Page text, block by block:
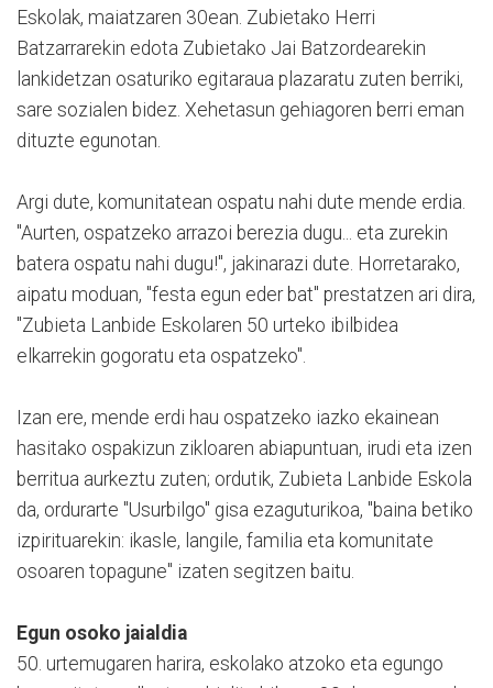
Eskolak, maiatzaren 30ean. Zubietako Herri
Batzarrarekin edota Zubietako Jai Batzordearekin
lankidetzan osaturiko egitaraua plazaratu zuten berriki,
sare sozialen bidez. Xehetasun gehiagoren berri eman
dituzte egunotan.
Argi dute, komunitatean ospatu nahi dute mende erdia.
"Aurten, ospatzeko arrazoi berezia dugu... eta zurekin
batera ospatu nahi dugu!", jakinarazi dute. Horretarako,
aipatu moduan, "festa egun eder bat" prestatzen ari dira,
"Zubieta Lanbide Eskolaren 50 urteko ibilbidea
elkarrekin gogoratu eta ospatzeko".
Izan ere, mende erdi hau ospatzeko iazko ekainean
hasitako ospakizun zikloaren abiapuntuan, irudi eta izen
berritua aurkeztu zuten; ordutik, Zubieta Lanbide Eskola
da, ordurarte "Usurbilgo" gisa ezaguturikoa, "baina betiko
izpirituarekin: ikasle, langile, familia eta komunitate
osoaren topagune" izaten segitzen baitu.
Egun osoko jaialdia
50. urtemugaren harira, eskolako atzoko eta egungo